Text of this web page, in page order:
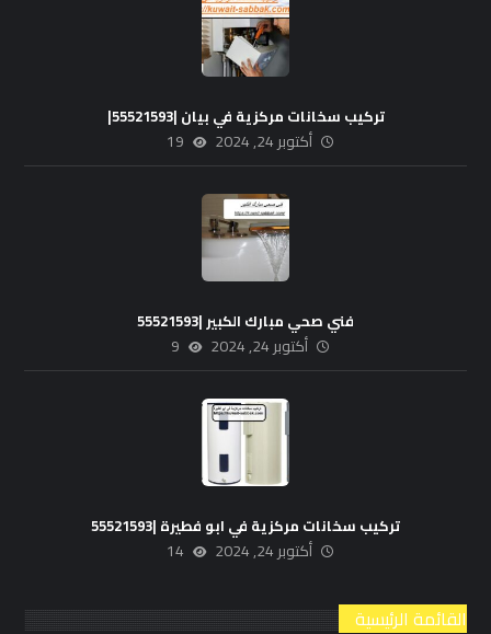
تركيب سخانات مركزية في بيان |55521593|
أكتوبر 24, 2024 19
فني صحي مبارك الكبير |55521593
أكتوبر 24, 2024 9
تركيب سخانات مركزية في ابو فطيرة |55521593
أكتوبر 24, 2024 14
القائمة الرئيسية